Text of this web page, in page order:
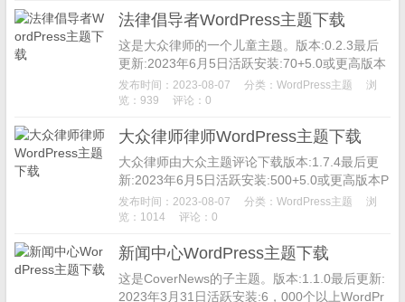
法律倡导者WordPress主题下载
这是大众律师的一个儿童主题。版本:0.2.3最后
更新:2023年6月5日活跃安装:70+5.0或更高版本
PHP版本:7.2或更高主题主页法律倡导者对于高
级律师...
发布时间：2023-08-07 分类： WordPress主题
浏
览：939
评论：0
大众律师律师WordPress主题下载
大众律师由大众主题评论下载版本:1.7.4最后更
新:2023年6月5日活跃安装:500+5.0或更高版本P
HP版本:7.2或更高主题主页VW律师律师主题旨
在时...
发布时间：2023-08-07 分类： WordPress主题
浏
览：1014
评论：0
新闻中心WordPress主题下载
这是CoverNews的子主题。版本:1.1.0最后更新:
2023年3月31日活跃安装:6，000个以上WordPr